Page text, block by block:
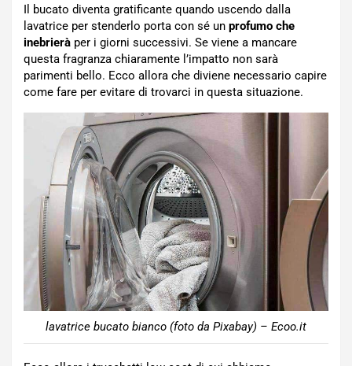
Il bucato diventa gratificante quando uscendo dalla
lavatrice per stenderlo porta con sé un profumo che
inebrierà per i giorni successivi. Se viene a mancare
questa fragranza chiaramente l’impatto non sarà
parimenti bello. Ecco allora che diviene necessario capire
come fare per evitare di trovarci in questa situazione.
lavatrice bucato bianco (foto da Pixabay) – Ecoo.it